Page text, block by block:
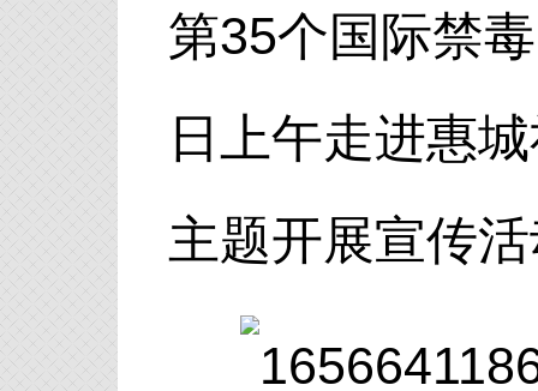
第35个国际禁
日上午走进惠
主题开展宣传